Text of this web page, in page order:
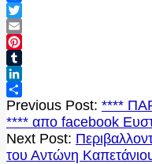
Facebook
Twitter
Email
Pinterest
Tumblr
LinkedIn
Μοιραστείτε
2020-
09-
26
Previous Post: ****
**** απο facebook
Next Post:
του Αντώνη